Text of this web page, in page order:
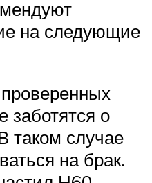
на следующие
заботятся о
таком случае
на брак.